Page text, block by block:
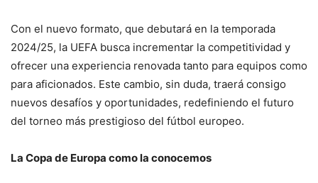
Con el nuevo formato, que debutará en la temporada
2024/25, la UEFA busca incrementar la competitividad y
ofrecer una experiencia renovada tanto para equipos como
para aficionados. Este cambio, sin duda, traerá consigo
nuevos desafíos y oportunidades, redefiniendo el futuro
del torneo más prestigioso del fútbol europeo.
La Copa de Europa como la conocemos